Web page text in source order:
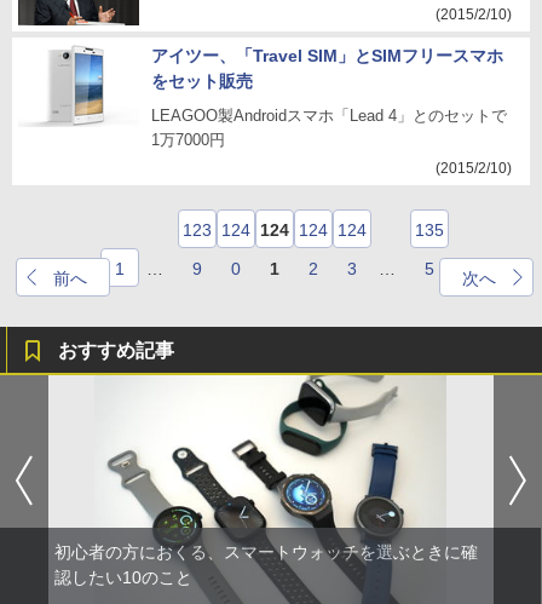
(2015/2/10)
アイツー、「Travel SIM」とSIMフリースマホ
をセット販売
LEAGOO製Androidスマホ「Lead 4」とのセットで
1万7000円
(2015/2/10)
前へ 1
123
9
124
0
124
1
124
2
124
3
135
5
次へ
おすすめ記事
初心者の方におくる、スマートウォッチを選ぶときに確
認したい10のこと